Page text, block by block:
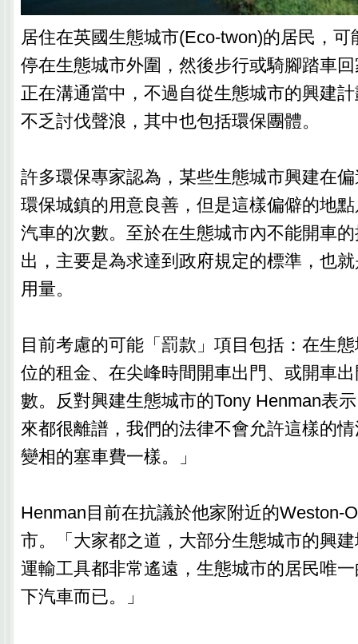
居住在英國生態城市(Eco-twon)的居民，
停在生態城市外圍，然後步行或騎腳踏車
正在溝通當中，不過自從生態城市的興建
不乏討伐聲浪，其中也包括環保團體。
許多環保專家認為，某些生態城市興建在
環保城鎮的用意良善，但是這樣偏僻的地
汽車的次數。至於在生態城市內不能開車
出，主要是為求達到政府規定的標準，也
用量。
目前考慮的可能「罰款」項目包括：在生
位的租金、在尖峰時間開車出門、或開車
數。反對興建生態城市的Tony Henman表
來都很離譜，我們的法律不會允許這樣的
變相的塞車費一樣。」
Henman目前在抗議於他家附近的Weston-
市。「大家都之道，大部分生態城市的興
運輸工具都非常遙遠，生態城市的居民唯
下汽車而已。」